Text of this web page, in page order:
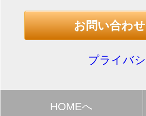
お問い合わ
プライバ
HOMEへ